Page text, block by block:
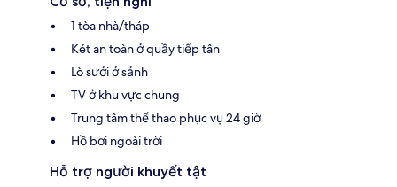
1 tòa nhà/tháp
Két an toàn ở quầy tiếp tân
Lò sưởi ở sảnh
TV ở khu vực chung
Trung tâm thể thao phục vụ 24 giờ
Hồ bơi ngoài trời
Hỗ trợ người khuyết tật